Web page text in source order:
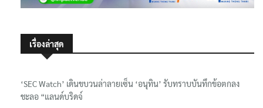
เรื่องล่าสุด
‘SEC Watch’ เดินขบวนล่าลายเซ็น ‘อนุทิน’ รับทราบบันทึกข้อตกลง
ชะลอ “แลนด์บริดจ์